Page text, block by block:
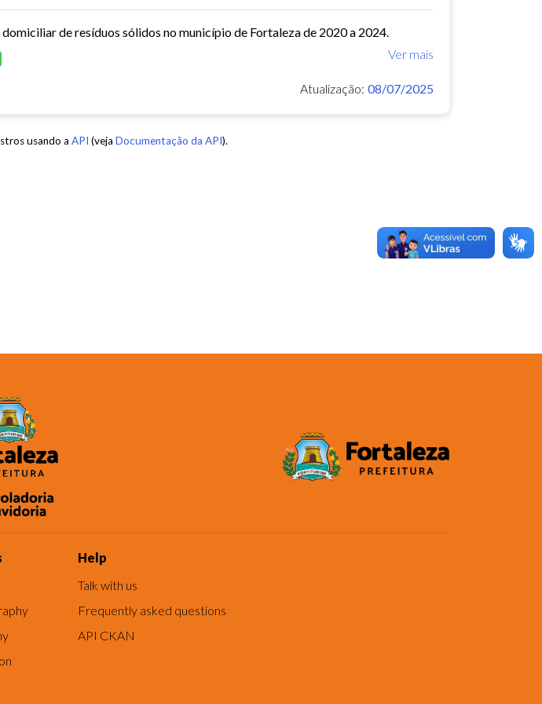
de resíduos sólidos no município de Fortaleza de 2020 a 2024.
Ver mais
Atualização: 08/07/2025
usando a API (veja Documentação da API).
Help
Talk with us
Frequently asked questions
API CKAN